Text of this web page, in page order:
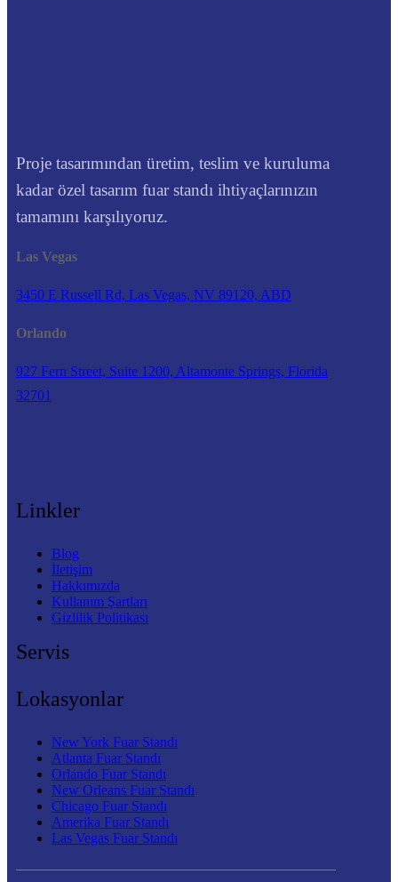
Proje tasarımından üretim, teslim ve kuruluma
kadar özel tasarım fuar standı ihtiyaçlarınızın
tamamını karşılıyoruz.
Las Vegas
3450 E Russell Rd, Las Vegas, NV 89120, ABD
Orlando
927 Fern Street, Suite 1200, Altamonte Springs, Florida
32701
Linkler
Blog
İletişim
Hakkımızda
Kullanım Şartları
Gizlilik Politikası
Servis
Lokasyonlar
New York Fuar Standı
Atlanta Fuar Standı
Orlando Fuar Standı
New Orleans Fuar Standı
Chicago Fuar Standı
Amerika Fuar Standı
Las Vegas Fuar Standı